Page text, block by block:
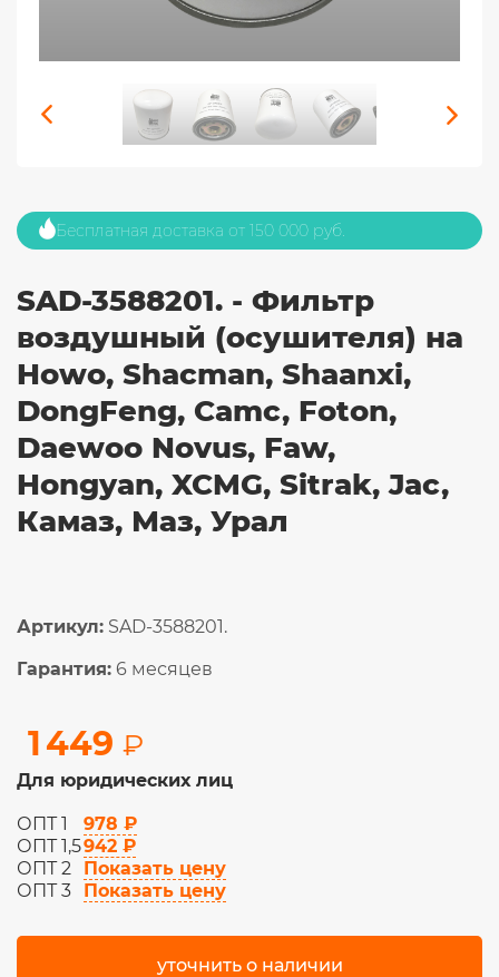
Бесплатная доставка от 150 000 руб.
SAD-3588201. - Фильтр
воздушный (осушителя) на
Howo, Shacman, Shaanxi,
DongFeng, Camc, Foton,
Daewoo Novus, Faw,
Hongyan, XCMG, Sitrak, Jac,
Камаз, Маз, Урал
Артикул: SAD-3588201.
Гарантия: 6 месяцев
1 449 ₽
Для юридических лиц
ОПТ 1
978 ₽
ОПТ 1,5942 ₽
ОПТ 2
Показать цену
ОПТ 3
Показать цену
уточнить о наличии